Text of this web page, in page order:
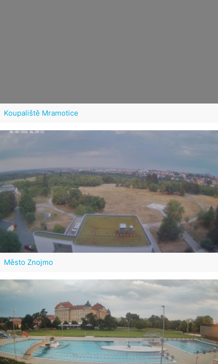
Koupaliště Mramotice
Město Znojmo